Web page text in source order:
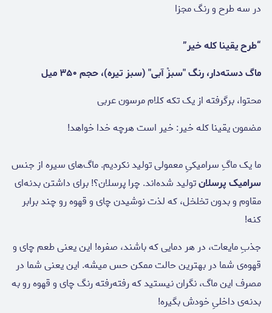
در سه طرح و رنگ مجزا
“طرح یقینا کله خیر”
ماگ دسته‌دار، رنگ "سبزْ آبی" (سبز تیره)، حجم ۳۵۰ میل
محتوا، برگرفته از یک تکه کلام مرسون عربی
مضمون یقینا کله خیر: خیر است هرچه خدا خواهد!
ما یک ماگِ سرامیکیِ معمولی تولید نکردیم. ماگ‌های سیره از جنس
سرامیک پرسلانتولید شده‌اند. چرا پرسلان؟! برای داشتن بدنه‌ای
مقاوم و بدون تخلخل، که لذت نوشیدن چای و قهوه رو چند برابر
کنه!
جذبِ مایعات، در هر دمایی که باشند، صفره! این یعنی طعم چای و
قهوه‌ی شما در بهترین حالت ممکن حس میشه. این یعنی شما در
مصرف این ماگ، نگران نیستید که رفته‌رفته رنگ چای و قهوه رو به
بدنه‌ی داخلیِ خودش بگیره!